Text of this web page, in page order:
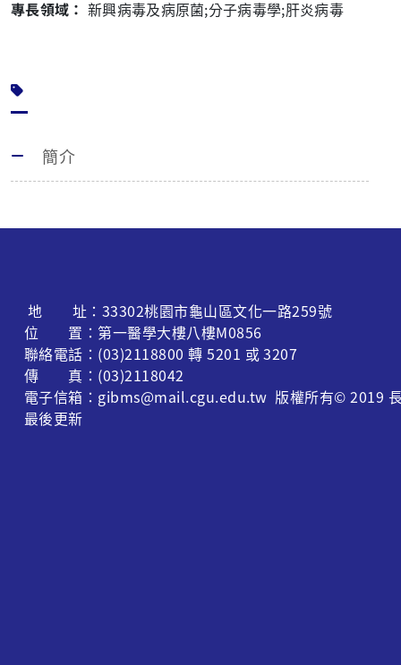
專長領域： 新興病毒及病原菌;分子病毒學;肝炎病毒
簡介
地 址：33302桃園市龜山區文化一路259號
位 置：第一醫學大樓八樓M0856
聯絡電話：(03)2118800 轉 5201 或 3207
傳 真：(03)2118042
電子信箱：gibms@mail.cgu.edu.tw 版權所有© 2019
最後更新